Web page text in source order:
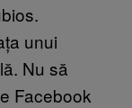
unui
Nu să
Facebook